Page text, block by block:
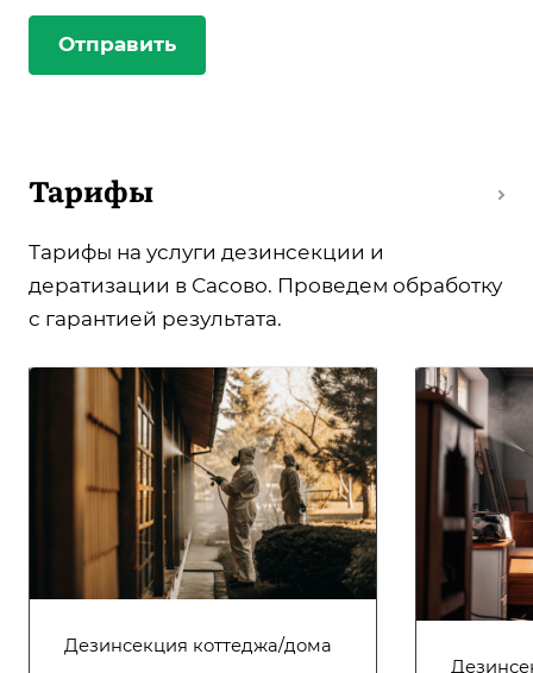
Отправить
Тарифы
Тарифы на услуги дезинсекции и
дератизации в Сасово. Проведем обработку
с гарантией результата.
Дезинсекция коттеджа/дома